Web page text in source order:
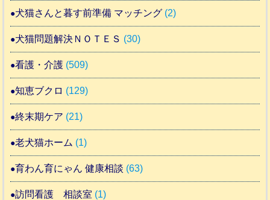
犬猫さんと暮す前準備 マッチング (2)
犬猫問題解決ＮＯＴＥＳ (30)
看護・介護 (509)
知恵ブクロ (129)
終末期ケア (21)
老犬猫ホーム (1)
育わん育にゃん 健康相談 (63)
訪問看護 相談室 (1)